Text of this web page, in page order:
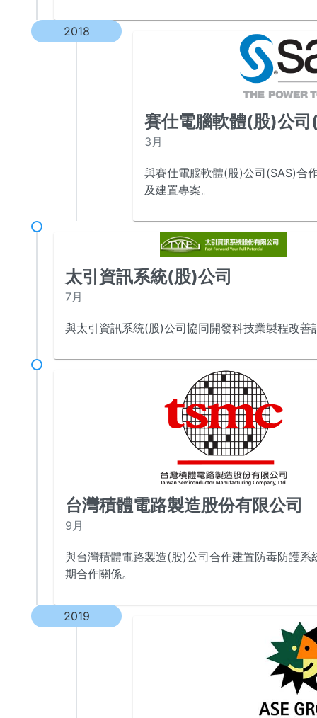
2018
賽仕電腦軟體(股)公
3月
與賽仕電腦軟體(股)公司(SAS)合
及建置專案。
太引資訊系統(股)公司
7月
與太引資訊系統(股)公司協同開發科技業製程改善
台灣積體電路製造股份有限公司
9月
與台灣積體電路製造(股)公司合作建置防毒防護系
期合作關係。
2019